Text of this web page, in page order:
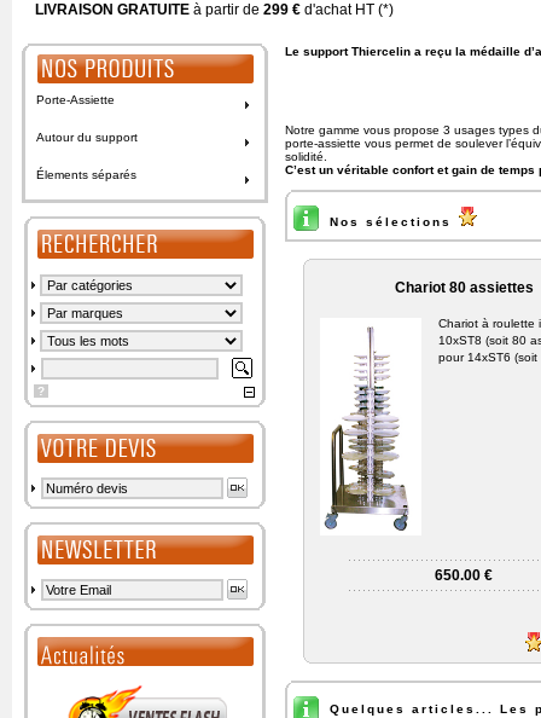
LIVRAISON GRATUITEà partir de 299 €d'achat HT (*)
Porte-Assiette
Autour du support
Élements séparés
?
Le support Thiercelin a reçu la médaille
Notre gamme vous propose 3 usages types
porte-assiette vous permet de soulever
solidité.
C’est un véritable confort et gain de
Nos sélections
Chariot 80 assiettes
Chariot à roulette
10xST8 (soit 80
pour 14xST6
650.00 €
Quelques articles... Les